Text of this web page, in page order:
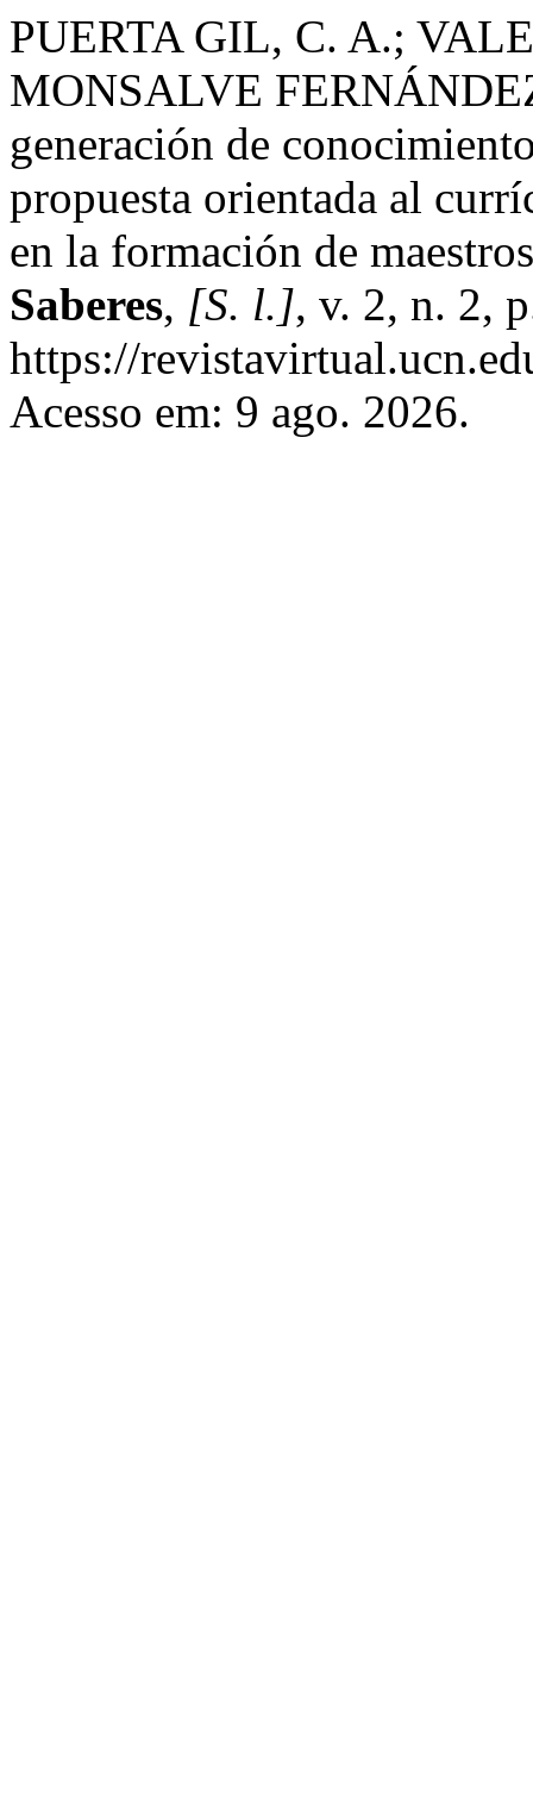
PUERTA GIL, C. A.;
MONSALVE
generación de
propuesta orientada al
en la formación de
Saberes, [S. l.], v. 2, n. 2,
https://
Acesso em: 9 ago. 2026.